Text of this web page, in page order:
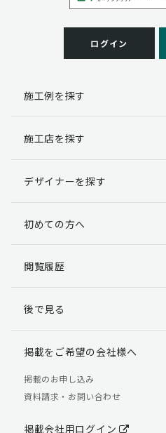
るために業務の一部を外部に
客様には、貴殿の個人情報の
理・機密保持などによりお客
個人情報提出の任意性
す。
らかじめご了承ください。
個人情報の開示請求につ
る権利があります。
「個人情報の取り扱いについて
【お問合せ先】 個人情
TEL：03-5411-7891（平日
ログイン
施工例を探す
施工店を探す
デザイナーを探す
初めての方へ
閲覧履歴
後で見る
掲載をご希望の会社様へ
掲載のお申し込み
資料請求・お問い合わせ
掲載会社用ログイン